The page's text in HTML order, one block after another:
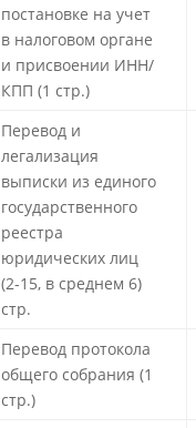
постановке на учет
в налоговом органе
и присвоении ИНН/
КПП (1 стр.)
Перевод и
легализация
выписки из единого
государственного
реестра
юридических лиц
(2-15, в среднем 6)
стр.
Перевод протокола
общего собрания (1
стр.)